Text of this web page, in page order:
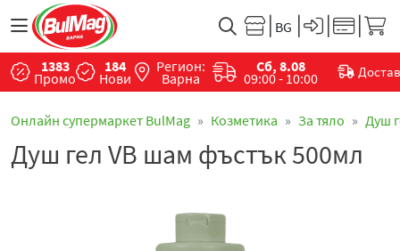
1383
Промо
184
Нови
Регион:
Варна
Сб, 8.08
09:00 - 10:00
Онлайн супермаркет BulMag Козметика За тяло Душ
Душ гел VB шам фъстък 500мл